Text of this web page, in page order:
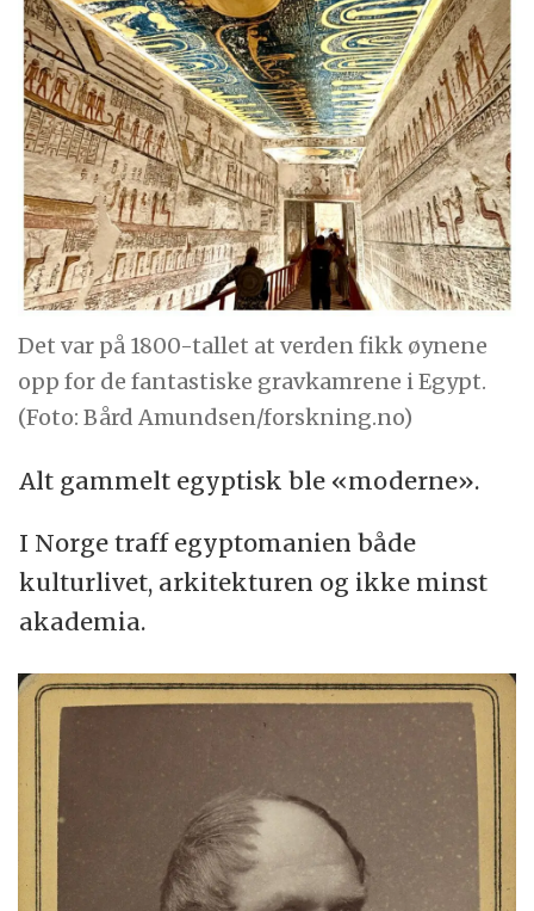
Det var på 1800-tallet at verden fikk øynene
opp for de fantastiske gravkamrene i Egypt.
(Foto: Bård Amundsen/forskning.no)
Alt gammelt egyptisk ble «moderne».
I Norge traff egyptomanien både
kulturlivet, arkitekturen og ikke minst
akademia.